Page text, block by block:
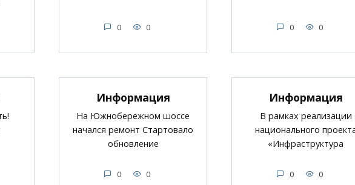
0 0 0 0
Информация
На Южнобережном шоссе
начался ремонт Стартовало
обновление
0 0
Информация
В рамках реализации
национального
«Инфраструктура
0 0